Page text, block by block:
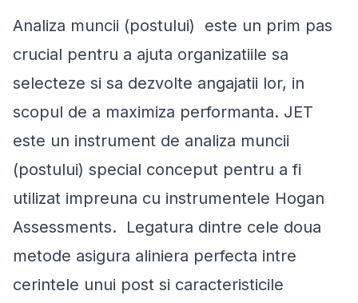
Analiza muncii (postului) este un prim pas
crucial pentru a ajuta organizatiile sa
selecteze si sa dezvolte angajatii lor, in
scopul de a maximiza performanta. JET
este un instrument de analiza muncii
(postului) special conceput pentru a fi
utilizat impreuna cu instrumentele Hogan
Assessments. Legatura dintre cele doua
metode asigura aliniera perfecta intre
cerintele unui post si caracteristicile